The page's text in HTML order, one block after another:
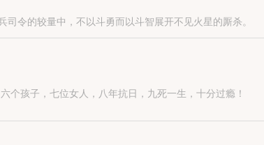
令的较量中，不以斗勇而以斗智展开不见火星的厮杀。
个孩子，七位女人，八年抗日，九死一生，十分过瘾！